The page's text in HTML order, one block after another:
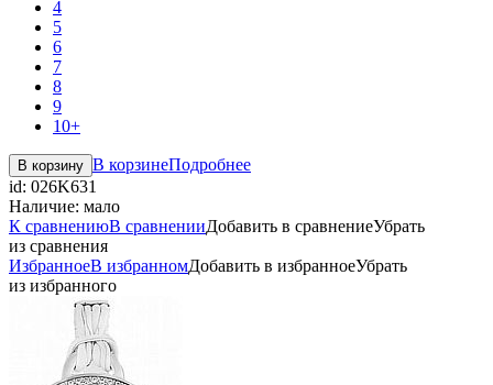
4
5
6
7
8
9
10+
В корзину В корзинеПодробнее
id: 026K631
Наличие: мало
К сравнениюВ сравненииДобавить в сравнениеУбрать
из сравнения
ИзбранноеВ избранномДобавить в избранноеУбрать
из избранного